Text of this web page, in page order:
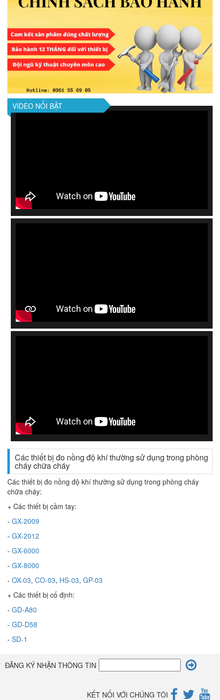
VIDEO NỔI BẬT
Các thiết bị đo nồng độ khí thường sử dụng trong phòng
cháy chữa cháy
Các thiết bị đo nồng độ khí thường sử dụng trong phòng cháy
chữa cháy:
+ Các thiết bị cầm tay:
- GX-2009
- GX-2012
- GX-6000
- GX-8000
- OX-03, CO-03, HS-03, GP-03
+ Các thiết bị cố định:
- GD-A80
- GD-D58
- SD-1
ĐĂNG KÝ NHẬN THÔNG TIN
KẾT NỐI VỚI CHÚNG TÔI